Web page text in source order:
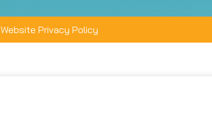
Website Privacy Policy